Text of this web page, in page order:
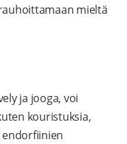
mieltä
ja jooga, voi
kouristuksia,